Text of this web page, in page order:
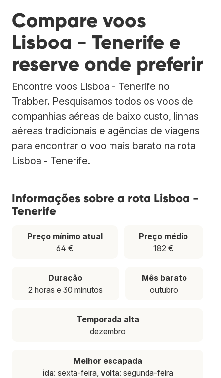
Compare voos
Lisboa - Tenerife e
reserve onde preferir
Encontre voos Lisboa - Tenerife no
Trabber. Pesquisamos todos os voos de
companhias aéreas de baixo custo, linhas
aéreas tradicionais e agências de viagens
para encontrar o voo mais barato na rota
Lisboa - Tenerife.
Informações sobre a rota Lisboa -
Tenerife
Preço mínimo atual
64 €
Preço médio
182 €
Duração
2 horas e 30 minutos
Mês barato
outubro
Temporada alta
dezembro
Melhor escapada
ida: sexta-feira, volta: segunda-feira